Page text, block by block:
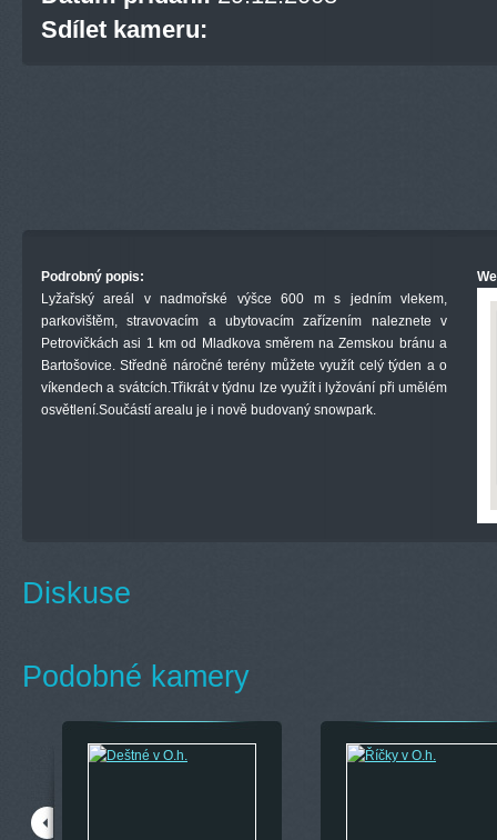
Sdílet kameru:
Podrobný popis:
Lyžařský areál v nadmořské výšce 600 m s jedním vlekem,
parkovištěm, stravovacím a ubytovacím zařízením naleznete v
Petrovičkách asi 1 km od Mladkova směrem na Zemskou bránu a
Bartošovice. Středně náročné terény můžete využít celý týden a o
víkendech a svátcích.Třikrát v týdnu lze využít i lyžování při umělém
osvětlení.Součástí arealu je i nově budovaný snowpark.
Diskuse
Podobné kamery